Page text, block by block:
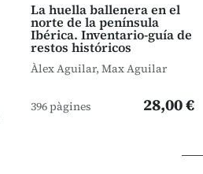
La huella ballenera en el
norte de la península
Ibérica. Inventario-guía de
restos históricos
Àlex Aguilar, Max Aguilar
396 pàgines 28,00 €